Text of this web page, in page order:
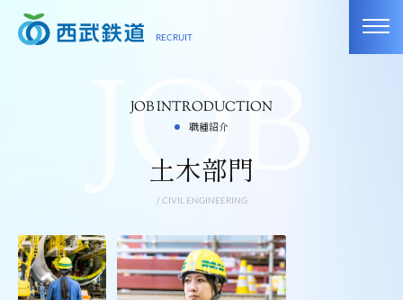
RECRUIT
JOB INTRODUCTION
職種紹介
土木部門
/ CIVIL ENGINEERING